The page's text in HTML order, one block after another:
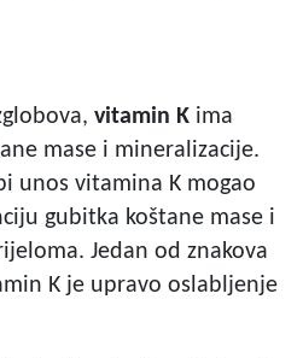
vitamin K ima
mase i mineralizacije.
unos vitamina K mogao
gubitka koštane mase i
Jedan od znakova
K je upravo oslabljenje